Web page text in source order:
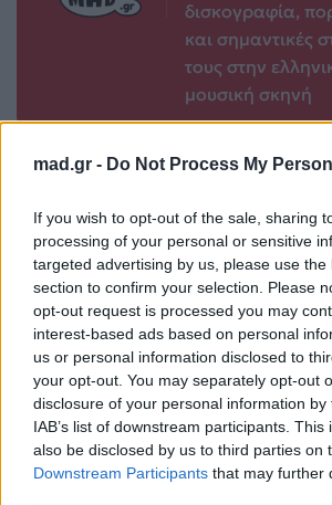
mad.gr - Do Not Process My
If you wish to opt-out of the sale, sharing
processing of your personal or sensitive
targeted advertising by us, please use the
section to confirm your selection. Please
opt-out request is processed you may
interest-based ads based on personal
us or personal information disclosed to
your opt-out. You may separately opt-out
disclosure of your personal information
IAB’s list of downstream participants.
also be disclosed by us to third parties on
Downstream Participants that may further
δισκογραφία,
και σημαντικές
τους στην
μουσική σκηνή
Life
Καλοκαίρι στην Αττική
με επιφυλάξεις – Ποιες
παραλίες έχουν
χαρακτηριστεί
Life
Το πιο
«Will
που
Το